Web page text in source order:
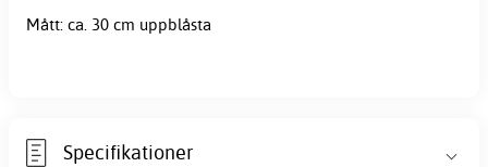
Mått: ca. 30 cm uppblåsta
Specifikationer